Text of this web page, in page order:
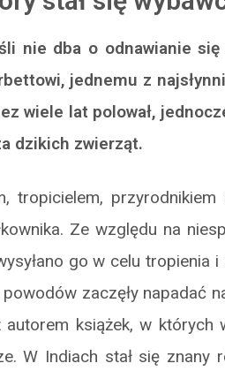
nie dba o odnawianie
jednemu z
wiele lat polował,
dzikich zwierząt.
tropicielem, przyrodnikiem
Ze względu na
go w celu tropienia i
zaczęły napadać
książek, w których
W Indiach stał się znany